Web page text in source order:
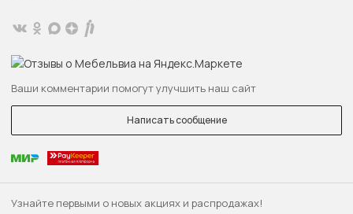
Узнайте первыми о новых акциях и распродажах!
Ваши комментарии помогут улучшить наш сайт
Написать сообщение